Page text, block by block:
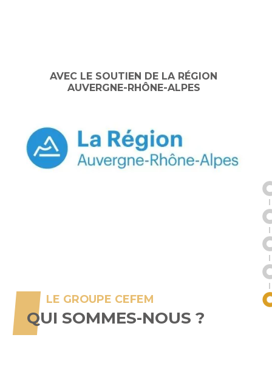
AVEC LE SOUTIEN DE LA RÉGION
AUVERGNE-RHÔNE-ALPES
LE GROUPE CEFEM
QUI SOMMES-NOUS ?